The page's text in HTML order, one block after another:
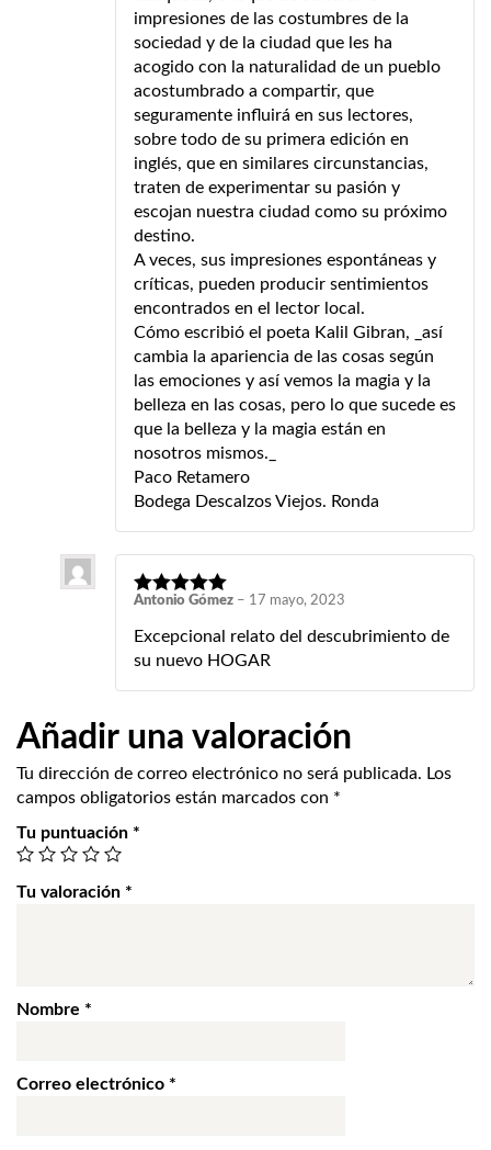
impresiones de las costumbres de la
sociedad y de la ciudad que les ha
acogido con la naturalidad de un pueblo
acostumbrado a compartir, que
seguramente influirá en sus lectores,
sobre todo de su primera edición en
inglés, que en similares circunstancias,
traten de experimentar su pasión y
escojan nuestra ciudad como su próximo
destino.
A veces, sus impresiones espontáneas y
críticas, pueden producir sentimientos
encontrados en el lector local.
Cómo escribió el poeta Kalil Gibran, _así
cambia la apariencia de las cosas según
las emociones y así vemos la magia y la
belleza en las cosas, pero lo que sucede es
que la belleza y la magia están en
nosotros mismos._
Paco Retamero
Bodega Descalzos Viejos. Ronda
Antonio Gómez – 17 mayo, 2023
Excepcional relato del descubrimiento de
su nuevo HOGAR
Añadir una valoración
Tu dirección de correo electrónico no será publicada. Los
campos obligatorios están marcados con *
Tu puntuación *
Tu valoración *
Nombre *
Correo electrónico *